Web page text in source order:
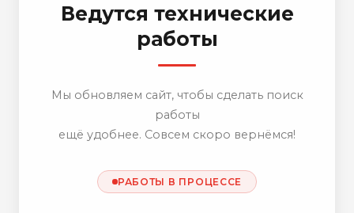
Ведутся технические
работы
Мы обновляем сайт, чтобы сделать поиск
работы
ещё удобнее. Совсем скоро вернёмся!
РАБОТЫ В ПРОЦЕССЕ